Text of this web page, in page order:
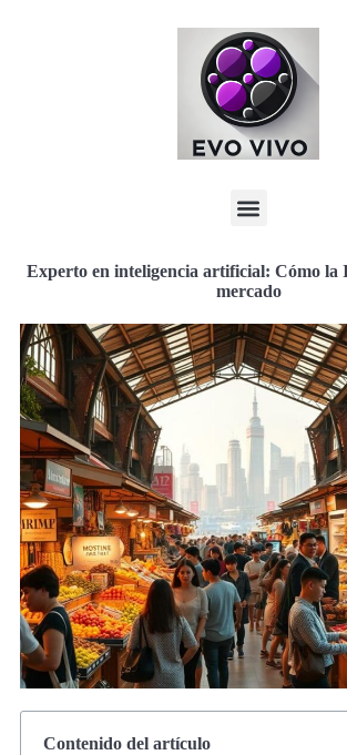
Experto en inteligencia artificial: Cómo la
mercado
Contenido del artículo